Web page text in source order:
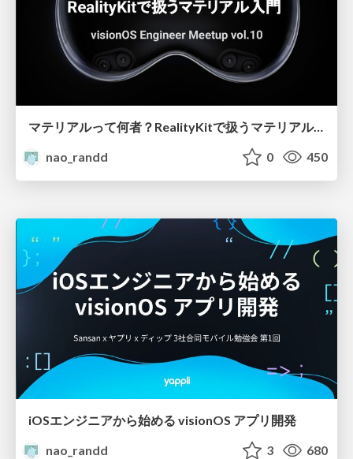
マテリアルって何者？RealityKitで扱うマテリアル入門
nao_randd
0 450
iOSエンジニアから始める visionOS アプリ開発
nao_randd
3 680